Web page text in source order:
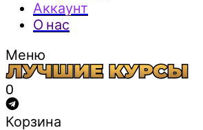
Аккаунт
О нас
Меню
0
Корзина